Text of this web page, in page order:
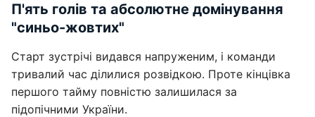
П'ять голів та абсолютне домінування
"синьо-жовтих"
Старт зустрічі видався напруженим, і команди
тривалий час ділилися розвідкою. Проте кінцівка
першого тайму повністю залишилася за
підопічними України.